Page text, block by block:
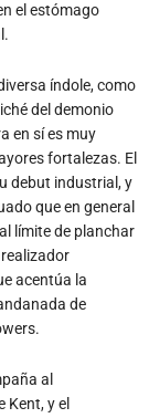
el estómago
índole, como
del demonio
en sí es muy
fortalezas. El
debut industrial, y
que en general
límite de planchar
acentúa la
de
al
y el